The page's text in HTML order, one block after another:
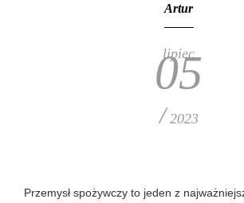
Artur
lipiec
05
/ 2023
Przemysł spożywczy to jeden z